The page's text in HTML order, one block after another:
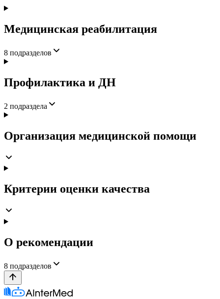
Медицинская реабилитация
8 подразделов
Профилактика и ДН
2 подраздела
Организация медицинской помощи
Критерии оценки качества
О рекомендации
8 подразделов